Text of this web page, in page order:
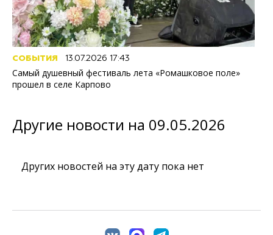
СОБЫТИЯ 13.07.2026 17:43
Самый душевный фестиваль лета «Ромашковое поле»
прошел в селе Карпово
Другие новости на 09.05.2026
Других новостей на эту дату пока нет